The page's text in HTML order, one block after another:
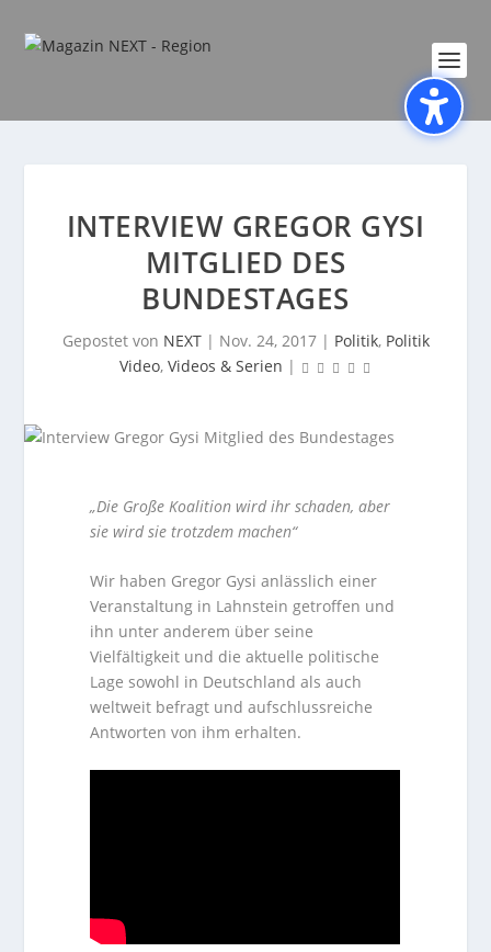
INTERVIEW GREGOR GYSI
MITGLIED DES
BUNDESTAGES
Gepostet von NEXT| Nov. 24, 2017| Politik, Politik
Video, Videos & Serien |
„Die Große Koalition wird ihr schaden, aber
sie wird sie trotzdem machen“
Wir haben Gregor Gysi anlässlich einer
Veranstaltung in Lahnstein getroffen und
ihn unter anderem über seine
Vielfältigkeit und die aktuelle politische
Lage sowohl in Deutschland als auch
weltweit befragt und aufschlussreiche
Antworten von ihm erhalten.